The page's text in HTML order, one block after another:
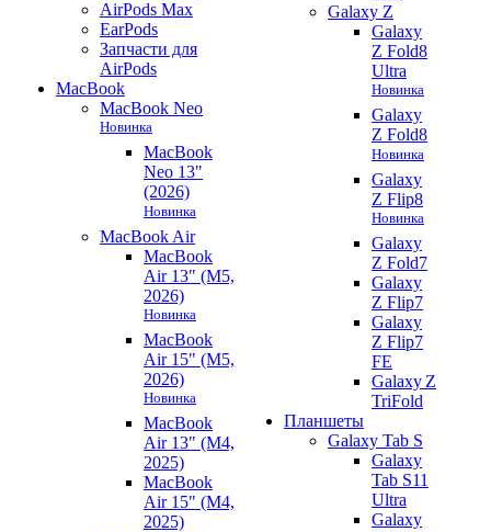
AirPods Max
EarPods
Запчасти для
AirPods
MacBook
MacBook Neo
Новинка
MacBook
Neo 13"
(2026)
Новинка
MacBook Air
MacBook
Air 13" (M5,
2026)
Новинка
MacBook
Air 15" (M5,
2026)
Новинка
MacBook
Air 13" (M4,
2025)
MacBook
Air 15" (M4,
2025)
Galaxy Z
Galaxy
Z Fold8
Ultra
Новинка
Galaxy
Z Fold8
Новинка
Galaxy
Z Flip8
Новинка
Galaxy
Z Fold7
Galaxy
Z Flip7
Galaxy
Z Flip7
FE
Galaxy Z
TriFold
Планшеты
Galaxy Tab S
Galaxy
Tab S11
Ultra
Galaxy